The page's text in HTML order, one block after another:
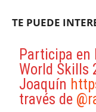
TE PUEDE
Participa en
World Skills
Joaquín
través de